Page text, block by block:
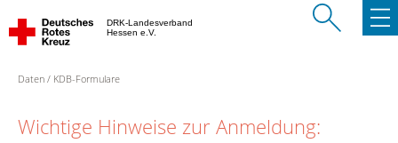
DRK-Landesverband
Hessen e.V.
Daten KDB-Formulare
Wichtige Hinweise zur Anmeldung: